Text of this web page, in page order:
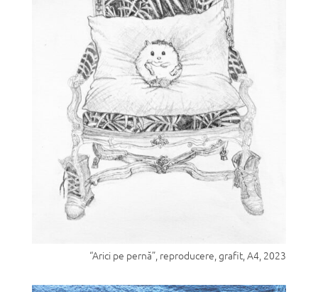
“Arici pe pernă”, reproducere, grafit, A4, 2023